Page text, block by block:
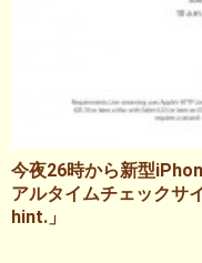
今夜26時から新型
アルタイムチェックサ
hint.」